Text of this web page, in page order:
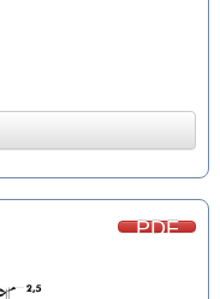
PDF